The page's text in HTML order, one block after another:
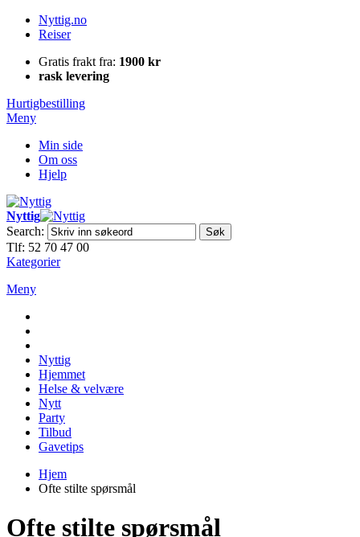
Nyttig.no
Reiser
Gratis frakt fra: 1900 kr
rask levering
Hurtigbestilling
Meny
Min side
Om oss
Hjelp
Nyttig
Search:
Søk
Tlf: 52 70 47 00
Kategorier
Meny
Nyttig
Hjemmet
Helse & velvære
Nytt
Party
Tilbud
Gavetips
Hjem
Ofte stilte spørsmål
Ofte stilte spørsmål